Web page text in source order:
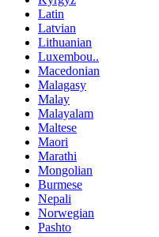
Latin
Latvian
Lithuanian
Luxembou..
Macedonian
Malagasy
Malay
Malayalam
Maltese
Maori
Marathi
Mongolian
Burmese
Nepali
Norwegian
Pashto